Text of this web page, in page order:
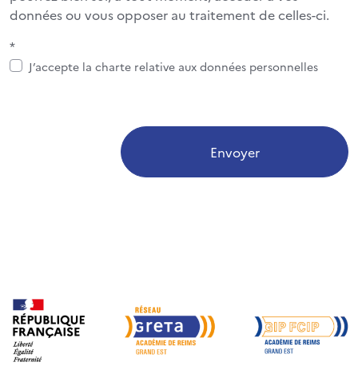
données ou vous opposer au traitement de celles-ci.
*
J’accepte la charte relative aux données personnelles
Envoyer